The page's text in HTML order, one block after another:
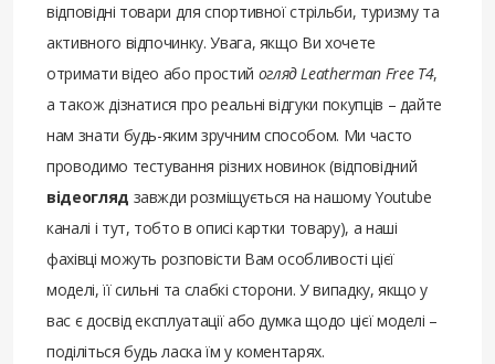
відповідні товари для спортивної стрільби, туризму та
активного відпочинку. Увага, якщо Ви хочете
отримати відео або простий огляд Leatherman Free T4,
а також дізнатися про реальні відгуки покупців – дайте
нам знати будь-яким зручним способом. Ми часто
проводимо тестування різних новинок (відповідний
відеогляд завжди розміщується на нашому Youtube
каналі і тут, тобто в описі картки товару), а наші
фахівці можуть розповісти Вам особливості цієї
моделі, її сильні та слабкі сторони. У випадку, якщо у
вас є досвід експлуатації або думка щодо цієї моделі –
поділіться будь ласка їм у коментарях.